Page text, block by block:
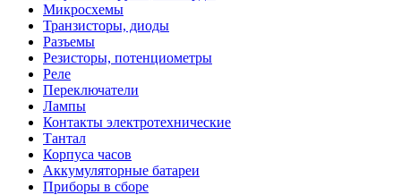
Микросхемы
Транзисторы, диоды
Разъемы
Резисторы, потенциометры
Реле
Переключатели
Лампы
Контакты электротехнические
Тантал
Корпуса часов
Аккумуляторные батареи
Приборы в сборе